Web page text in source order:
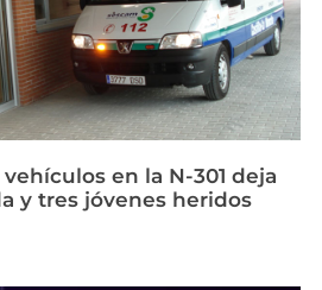
en la N-301 deja
y tres jóvenes heridos